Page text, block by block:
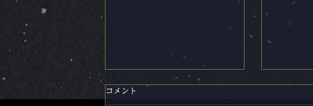
コメント